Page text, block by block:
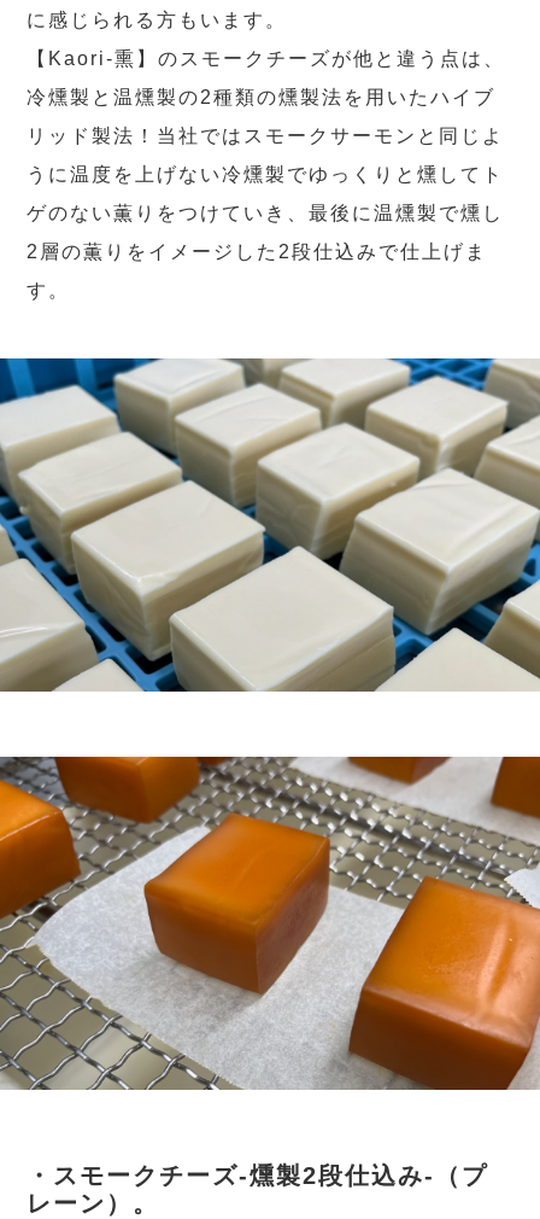
に感じられる方もいます。
【Kaori-熏】のスモークチーズが他と違う点は、
冷燻製と温燻製の2種類の燻製法を用いたハイブ
リッド製法！当社ではスモークサーモンと同じよ
うに温度を上げない冷燻製でゆっくりと燻してト
ゲのない薫りをつけていき、最後に温燻製で燻し
2層の薫りをイメージした2段仕込みで仕上げま
す。
・スモークチーズ-燻製2段仕込み-（プ
レーン）。